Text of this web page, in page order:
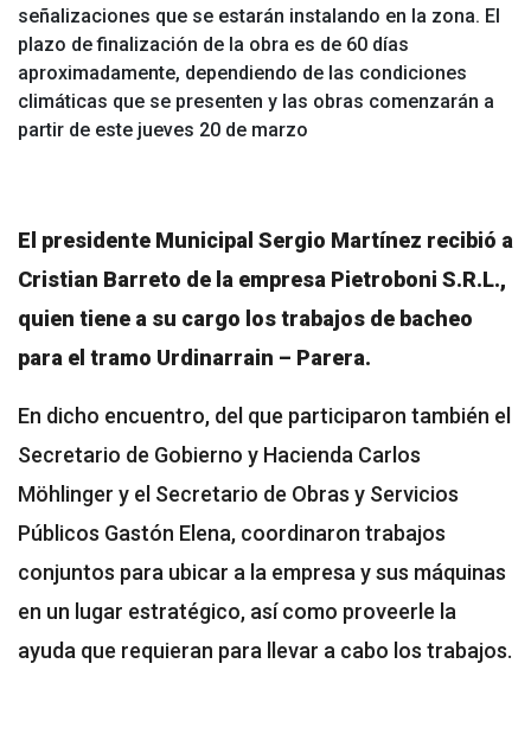
señalizaciones que se estarán instalando en la zona. El
plazo de finalización de la obra es de 60 días
aproximadamente, dependiendo de las condiciones
climáticas que se presenten y las obras comenzarán a
partir de este jueves 20 de marzo
El presidente Municipal Sergio Martínez recibió a
Cristian Barreto de la empresa Pietroboni S.R.L.,
quien tiene a su cargo los trabajos de bacheo
para el tramo Urdinarrain – Parera.
En dicho encuentro, del que participaron también el
Secretario de Gobierno y Hacienda Carlos
Möhlinger y el Secretario de Obras y Servicios
Públicos Gastón Elena, coordinaron trabajos
conjuntos para ubicar a la empresa y sus máquinas
en un lugar estratégico, así como proveerle la
ayuda que requieran para llevar a cabo los trabajos.